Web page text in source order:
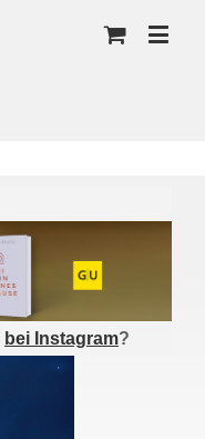
bei Instagram?